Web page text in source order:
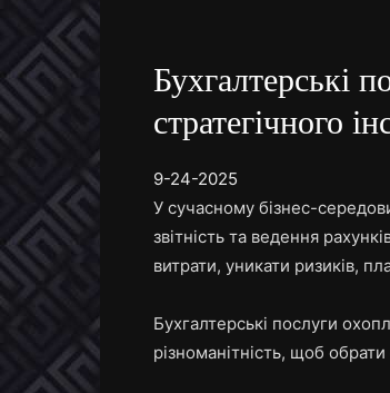
Бухгалтерські
стратегічного
9-24-2025
У сучасному бізнес-
звітність та ведення
витрати, уникати ризиків,
Бухгалтерські послуги
різноманітність, щоб